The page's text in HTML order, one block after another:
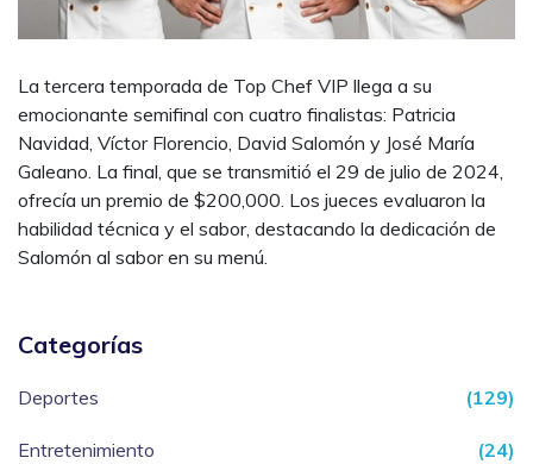
La tercera temporada de Top Chef VIP llega a su
emocionante semifinal con cuatro finalistas: Patricia
Navidad, Víctor Florencio, David Salomón y José María
Galeano. La final, que se transmitió el 29 de julio de 2024,
ofrecía un premio de $200,000. Los jueces evaluaron la
habilidad técnica y el sabor, destacando la dedicación de
Salomón al sabor en su menú.
Categorías
Deportes (129)
Entretenimiento (24)